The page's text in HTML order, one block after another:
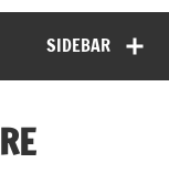
SIDEBAR